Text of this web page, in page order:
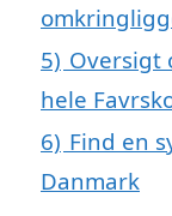
5) Oversigt
hele
6) Find en
Danmark